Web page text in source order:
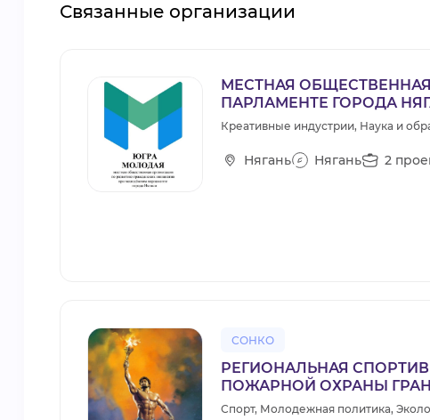
Связанные организации
МЕСТНАЯ
ПАРЛАМЕНТЕ ГОРОДА
Креативные индустрии, Наука и
Нягань Нягань 2
СОНКО
РЕГИОНАЛЬНАЯ
ПОЖАРНОЙ ОХРАНЫ
Спорт, Молодежная политика,